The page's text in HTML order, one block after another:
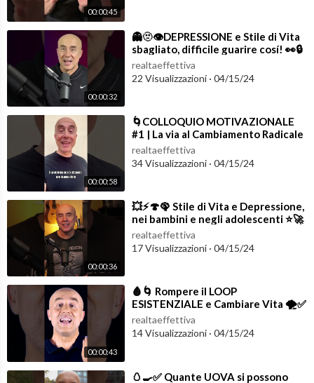
00:00:45
00:00:32
⁣👻🫥👁️DEPRESSIONE e Stile di Vita
sbagliato, difficile guarire cosí! 👀🔒
#depressione #lifestyle
realtaeffettiva
22 Visualizzazioni · 04/15/24
00:00:58
⁣🌀COLLOQUIO MOTIVAZIONALE
#1 | La via al Cambiamento Radicale
♥️ #lifestylemedicine
realtaeffettiva
34 Visualizzazioni · 04/15/24
00:00:36
⁣💥⚡️🍄🦚 Stile di Vita e Depressione,
nei bambini e negli adolescenti ⭐️🚀
#shorts #lifestyle
realtaeffettiva
17 Visualizzazioni · 04/15/24
00:00:43
⁣🩸🌀 Rompere il LOOP
ESISTENZIALE e Cambiare Vita 🌪️✅
#lifestylemedicine
realtaeffettiva
14 Visualizzazioni · 04/15/24
⁣🥚🍳✅ Quante UOVA si possono